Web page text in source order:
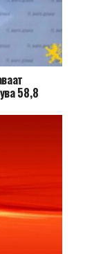
58,8